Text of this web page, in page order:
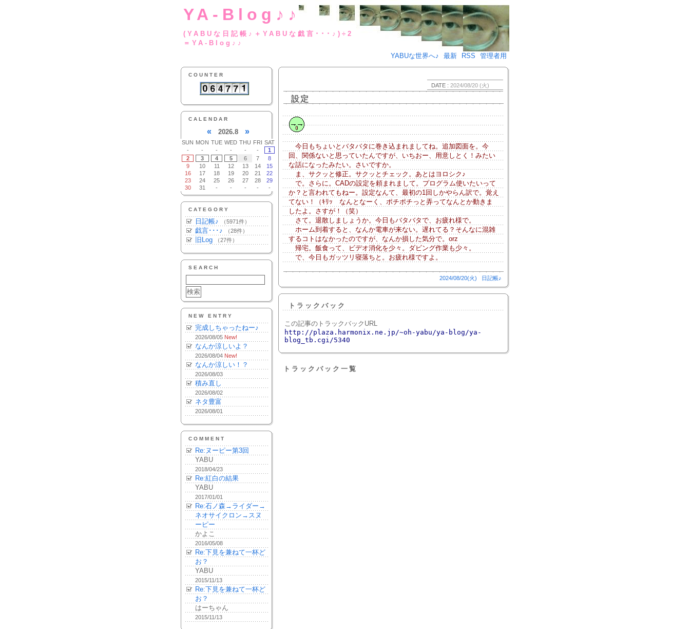
YA-Blog♪♪
(YABUな日記帳♪＋YABUな戯言･･･♪)÷2
＝YA-Blog♪♪
YABUな世界へ♪
最新 RSS 管理者用
COUNTER
CALENDAR
« 2026.8 »
SUN MON TUE WED THU FRI SAT
-
- - - - -
1
2
3 4 5 6 7
8
9
10 11 12 13 14
15
16
17 18 19 20 21
22
23
24 25 26 27 28
29
30
31 - - - - -
CATEGORY
日記帳♪ （5971件）
戯言･･･♪ （28件）
旧Log （27件）
SEARCH
NEW ENTRY
完成しちゃったねー♪
2026/08/05 New!
なんか涼しいよ？
2026/08/04 New!
なんか涼しい！？
2026/08/03
積み直し
2026/08/02
ネタ豊富
2026/08/01
COMMENT
Re:ヌーピー第3回
YABU
2018/04/23
Re:紅白の結果
YABU
2017/01/01
Re:石ノ森→ライダー→
ネオサイクロン→スヌ
ーピー
かよこ
2016/05/08
Re:下見を兼ねて一杯ど
お？
YABU
2015/11/13
Re:下見を兼ねて一杯ど
お？
はーちゃん
2015/11/13
DATE : 2024/08/20 (火)
設定
今日もちょいとバタバタに巻き込まれましてね。追加図面を。今
回、関係ないと思っていたんですが、いちおー、用意しとく！みたい
な話になったみたい。さいですか。
ま、サクッと修正。サクッとチェック。あとはヨロシク♪
で。さらに。CADの設定を頼まれまして。プログラム使いたいって
か？と言われてもねー。設定なんて、最初の1回しかやらん訳で。覚え
てない！（ｷﾘｯ なんとなーく、ポチポチっと弄ってなんとか動きま
したよ。さすが！（笑）
さて。退散しましょうか。今日もバタバタで、お疲れ様で。
ホーム到着すると、なんか電車が来ない。遅れてる？そんなに混雑
するコトはなかったのですが、なんか損した気分で。orz
帰宅。飯食って、ビデオ消化を少々。ダビング作業も少々。
で、今日もガッツリ寝落ちと。お疲れ様ですよ。
2024/08/20(火) 日記帳♪
トラックバック
この記事のトラックバックURL
http://plaza.harmonix.ne.jp/~oh-yabu/ya-blog/ya-
blog_tb.cgi/5340
トラックバック一覧